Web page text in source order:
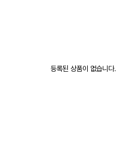
등록된 상품이 없습니다.